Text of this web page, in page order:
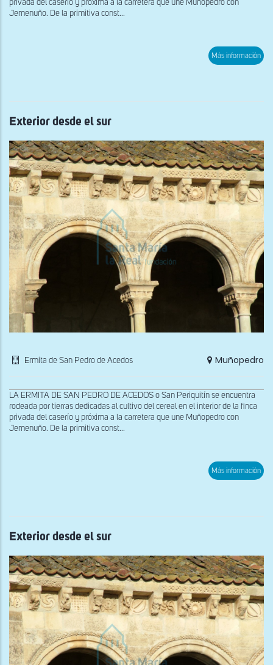
privada del caserío y próxima a la carretera que une Muñopedro con
Jemenuño. De la primitiva const...
Más información
Exterior desde el sur
Ermita de San Pedro de Acedos Muñopedro
LA ERMITA DE SAN PEDRO DE ACEDOS o San Periquitín se encuentra
rodeada por tierras dedicadas al cultivo del cereal en el interior de la finca
privada del caserío y próxima a la carretera que une Muñopedro con
Jemenuño. De la primitiva const...
Más información
Exterior desde el sur